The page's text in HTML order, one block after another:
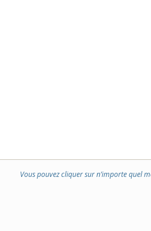
Vous pouvez cliquer sur n’importe quel